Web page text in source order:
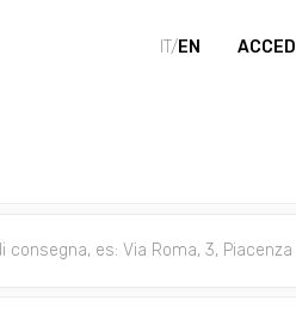
IT/EN ACCEDI